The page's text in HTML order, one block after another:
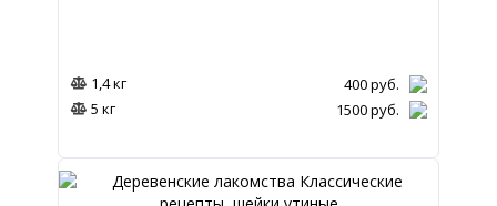
1,4 кг 400руб.
5 кг
1500руб.